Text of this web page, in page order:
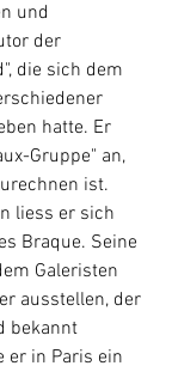
und
der
die sich dem
hatte. Er
Gruppe" an,
ist.
liess er sich
Braque. Seine
Galeristen
ausstellen, der
bekannt
er in Paris ein